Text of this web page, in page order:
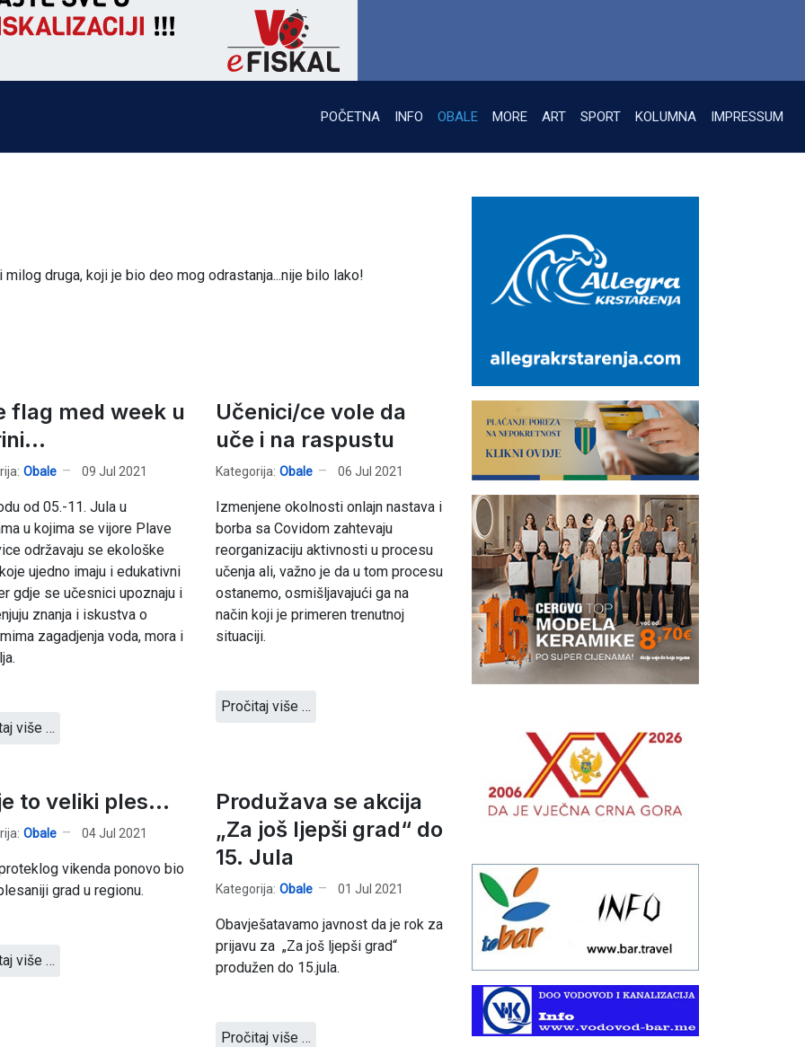
POČETNA INFO OBALE MORE ART SPORT KOLUMNA IMPRESSUM
druga, koji je bio deo mog odrastanja...nije bilo lako!
flag med week u
Obale 09 Jul 2021
od 05.-11. Jula u
u kojima se vijore Plave
održavaju se ekološke
ujedno imaju i edukativni
gdje se učesnici upoznaju i
znanja i iskustva o
zagadjenja voda, mora i
više …
Učenici/ce vole da
uče i na raspustu
Kategorija: Obale 06 Jul 2021
Izmenjene okolnosti onlajn nastava i
borba sa Covidom zahtevaju
reorganizaciju aktivnosti u procesu
učenja ali, važno je da u tom procesu
ostanemo, osmišljavajući ga na
način koji je primeren trenutnoj
situaciji.
Pročitaj više …
to veliki ples...
Obale 04 Jul 2021
vikenda ponovo bio
grad u regionu.
više …
Produžava se akcija
„Za još ljepši grad“ do
15. Jula
Kategorija: Obale 01 Jul 2021
Obavješatavamo javnost da je rok za
prijavu za „Za još ljepši grad“
produžen do 15.jula.
Pročitaj više …